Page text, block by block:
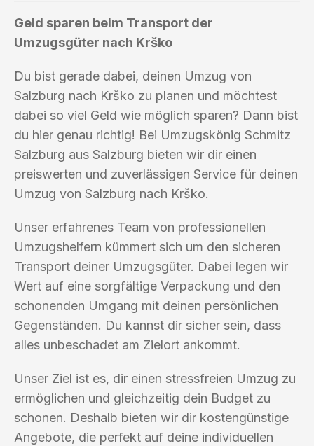
Geld sparen beim Transport der
Umzugsgüter nach Krško
Du bist gerade dabei, deinen Umzug von
Salzburg nach Krško zu planen und möchtest
dabei so viel Geld wie möglich sparen? Dann bist
du hier genau richtig! Bei Umzugskönig Schmitz
Salzburg aus Salzburg bieten wir dir einen
preiswerten und zuverlässigen Service für deinen
Umzug von Salzburg nach Krško.
Unser erfahrenes Team von professionellen
Umzugshelfern kümmert sich um den sicheren
Transport deiner Umzugsgüter. Dabei legen wir
Wert auf eine sorgfältige Verpackung und den
schonenden Umgang mit deinen persönlichen
Gegenständen. Du kannst dir sicher sein, dass
alles unbeschadet am Zielort ankommt.
Unser Ziel ist es, dir einen stressfreien Umzug zu
ermöglichen und gleichzeitig dein Budget zu
schonen. Deshalb bieten wir dir kostengünstige
Angebote, die perfekt auf deine individuellen